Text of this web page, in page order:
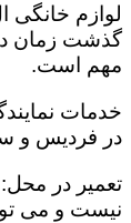
لوازم خانگی
گذشت زمان
مهم است.
خدمات
در فردیس و
تعمیر در
نیست و می